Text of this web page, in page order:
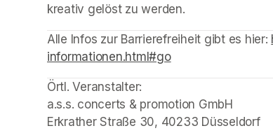
kreativ gelöst zu werden.
(opens in a new tab)
(opens in a new tab)
Alle Infos zur Barrierefreiheit gibt es hier:
informationen.html#go(opens in a new
Örtl. Veranstalter:
a.s.s. concerts & promotion GmbH
Erkrather Straße 30, 40233 Düsseldorf